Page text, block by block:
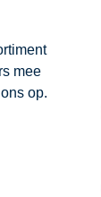
mee
op.